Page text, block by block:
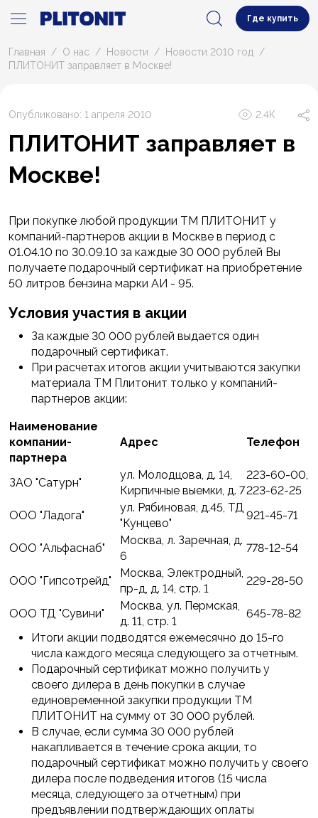
Где купить
Главная О нас Новости
Новости 2010 год
ПЛИТОНИТ заправляет в Москве!
Опубликовано: 1 апреля 2010 2.4К
ПЛИТОНИТ заправляет в
Москве!
При покупке любой продукции ТМ ПЛИТОНИТ у
компаний-партнеров акции в Москве в период с
01.04.10 по 30.09.10 за каждые 30 000 рублей Вы
получаете подарочный сертификат на приобретение
50 литров бензина марки АИ - 95.
Условия участия в акции
За каждые 30 000 рублей выдается один
подарочный сертификат.
При расчетах итогов акции учитываются закупки
материала ТМ Плитонит только у компаний-
партнеров акции:
Наименование
компании-
партнера
Адрес Телефон
ЗАО "Сатурн"
ул. Молодцова, д. 14,
Кирпичные выемки, д. 7
223-60-00,
223-62-25
ООО "Ладога"
ул. Рябиновая, д.45, ТД
"Кунцево"
921-45-71
ООО "Альфаснаб"
Москва, л. Заречная, д.
6
778-12-54
ООО "Гипсотрейд"
Москва, Электродный,
пр-д, д. 14, стр. 1
229-28-50
ООО ТД "Сувини"
Москва, ул. Пермская,
д. 11, стр. 1
645-78-82
Итоги акции подводятся ежемесячно до 15-го
числа каждого месяца следующего за отчетным.
Подарочный сертификат можно получить у
своего дилера в день покупки в случае
единовременной закупки продукции ТМ
ПЛИТОНИТ на сумму от 30 000 рублей.
В случае, если сумма 30 000 рублей
накапливается в течение срока акции, то
подарочный сертификат можно получить у своего
дилера после подведения итогов (15 числа
месяца, следующего за отчетным) при
предъявлении подтверждающих оплаты